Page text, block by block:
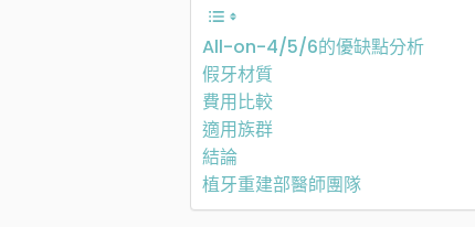
All-on-4/5/6的優缺點分析
假牙材質
費用比較
適用族群
結論
植牙重建部醫師團隊